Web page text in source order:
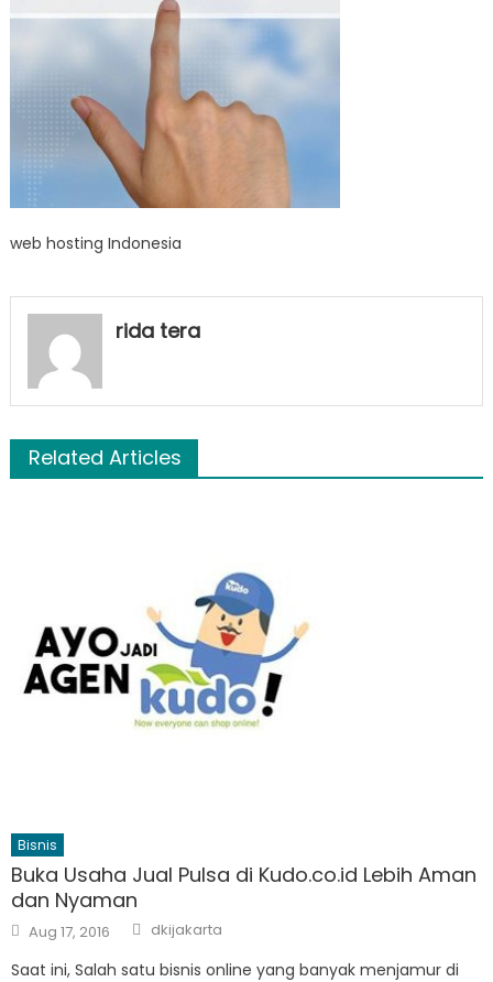
web hosting Indonesia
rida tera
Related Articles
Bisnis
Buka Usaha Jual Pulsa di Kudo.co.id Lebih Aman
dan Nyaman
Posted
on
Aug 17, 2016 Author
dkijakarta
Saat ini, Salah satu bisnis online yang banyak menjamur di